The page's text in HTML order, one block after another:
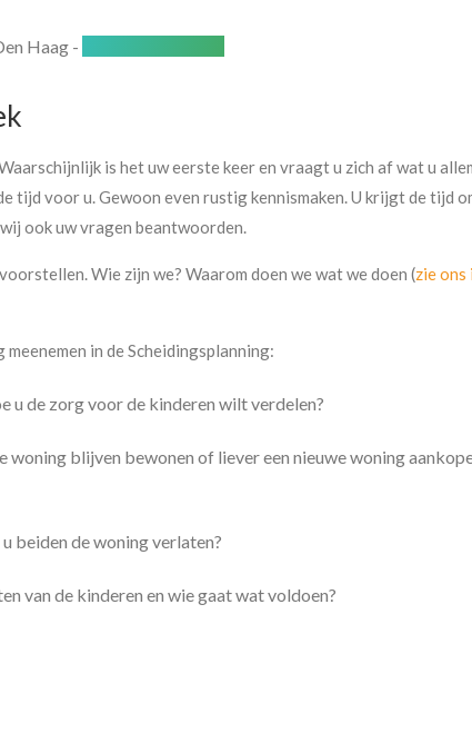
Haag -
is het uw eerste keer en vraagt u zich af wat u
tijd voor u. Gewoon even rustig kennismaken. U krijgt de tijd
ook uw vragen beantwoorden.
Wie zijn we? Waarom doen we wat we doen (zie
in de Scheidingsplanning:
u de zorg voor de kinderen wilt verdelen?
woning blijven bewonen of liever een nieuwe woning
beiden de woning verlaten?
van de kinderen en wie gaat wat voldoen?